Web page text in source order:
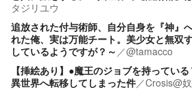
タジリユウ
追放された付与術師、自分自身を『神』
れた俺、実は万能チート。美少女と無双
しているようですが？～ ／@tamacco
【挿絵あり】●魔王のジョブを持ってい
異世界へ転移してしまった件／Crosis@